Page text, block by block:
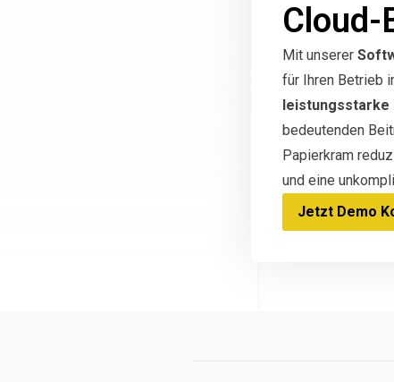
Mit unserer
für Ihren Betrieb
leistungsstarke
bedeutenden
Papierkram
und eine
Jetzt Demo